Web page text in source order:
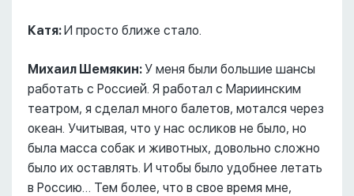
Катя:И просто ближе стало.
Михаил Шемякин:У меня были большие шансы
работать с Россией. Я работал с Мариинским
театром, я сделал много балетов, мотался через
океан. Учитывая, что у нас осликов не было, но
была масса собак и животных, довольно сложно
было их оставлять. И чтобы было удобнее летать
в Россию… Тем более, что в свое время мне,